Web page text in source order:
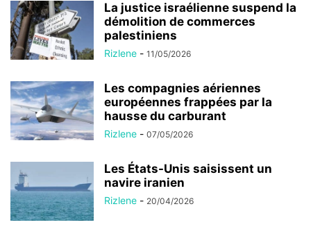
La justice israélienne suspend la
démolition de commerces
palestiniens
Rizlene - 11/05/2026
Les compagnies aériennes
européennes frappées par la
hausse du carburant
Rizlene - 07/05/2026
Les États-Unis saisissent un
navire iranien
Rizlene - 20/04/2026